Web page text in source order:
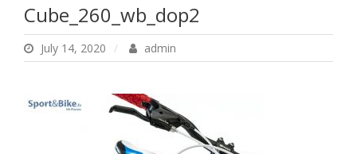
Cube_260_wb_dop2
July 14, 2020 admin